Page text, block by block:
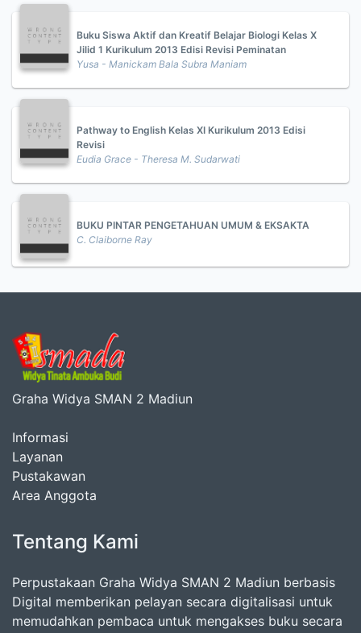
Buku Siswa Aktif dan Kreatif Belajar Biologi Kelas X
Jilid 1 Kurikulum 2013 Edisi Revisi Peminatan
Yusa - Manickam Bala Subra Maniam
Pathway to English Kelas XI Kurikulum 2013 Edisi
Revisi
Eudia Grace - Theresa M. Sudarwati
BUKU PINTAR PENGETAHUAN UMUM & EKSAKTA
C. Claiborne Ray
Graha Widya SMAN 2 Madiun
Informasi
Layanan
Pustakawan
Area Anggota
Tentang Kami
Perpustakaan Graha Widya SMAN 2 Madiun berbasis
Digital memberikan pelayan secara digitalisasi untuk
memudahkan pembaca untuk mengakses buku secara